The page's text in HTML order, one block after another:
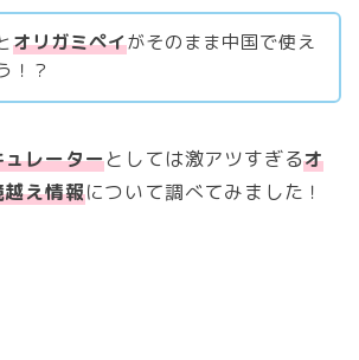
オリガミペイがそのまま中国で使え
！？
レーターとしては激アツすぎるオ
え情報について調べてみました！